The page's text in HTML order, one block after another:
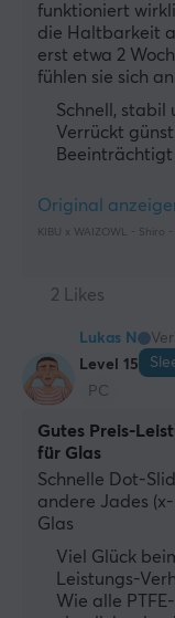
funktioniert
die Haltbarkeit
erst etwa 2
fühlen sie sich
Schnell, stabil
Verrückt
Original
KIBU x WAIZOWL - Shiro
2 Likes
Lukas N
Level 15
PC
Gutes Preis-
für Glas
Schnelle Dot-
andere Jades
Glas
Viel Glück
Leistungs-
Wie alle